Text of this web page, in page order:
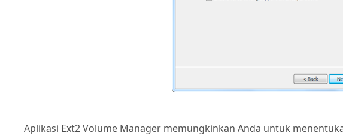
Aplikasi Ext2 Volume Manager memungkinkan Anda untuk